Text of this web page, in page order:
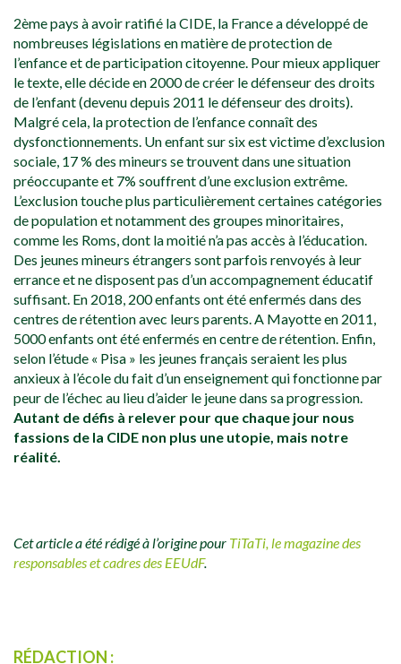
2ème pays à avoir ratifié la CIDE, la France a développé de
nombreuses législations en matière de protection de
l’enfance et de participation citoyenne. Pour mieux appliquer
le texte, elle décide en 2000 de créer le défenseur des droits
de l’enfant (devenu depuis 2011 le défenseur des droits).
Malgré cela, la protection de l’enfance connaît des
dysfonctionnements. Un enfant sur six est victime d’exclusion
sociale, 17 % des mineurs se trouvent dans une situation
préoccupante et 7% souffrent d’une exclusion extrême.
L’exclusion touche plus particulièrement certaines catégories
de population et notamment des groupes minoritaires,
comme les Roms, dont la moitié n’a pas accès à l’éducation.
Des jeunes mineurs étrangers sont parfois renvoyés à leur
errance et ne disposent pas d’un accompagnement éducatif
suffisant. En 2018, 200 enfants ont été enfermés dans des
centres de rétention avec leurs parents. A Mayotte en 2011,
5000 enfants ont été enfermés en centre de rétention. Enfin,
selon l’étude « Pisa » les jeunes français seraient les plus
anxieux à l’école du fait d’un enseignement qui fonctionne par
peur de l’échec au lieu d’aider le jeune dans sa progression.
Autant de défis à relever pour que chaque jour nous
fassions de la CIDE non plus une utopie, mais notre
réalité.
Cet article a été rédigé à l’origine pour TiTaTi, le magazine des
responsables et cadres des EEUdF.
RÉDACTION :